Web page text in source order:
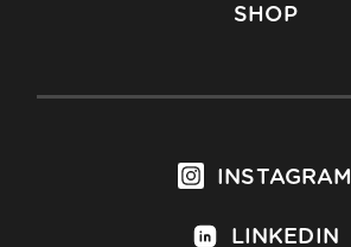
SHOP
INSTAGRAM
LINKEDIN